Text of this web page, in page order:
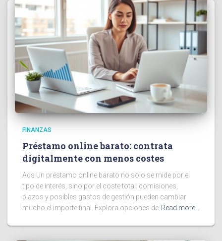
FINANZAS
Préstamo online barato: contrata
digitalmente con menos costes
Ads Un préstamo online barato no solo se mide por el
tipo de interés, sino por el coste total: comisiones,
plazos y posibles gastos de gestión pueden cambiar
mucho el importe final. Explora opciones de Read more…